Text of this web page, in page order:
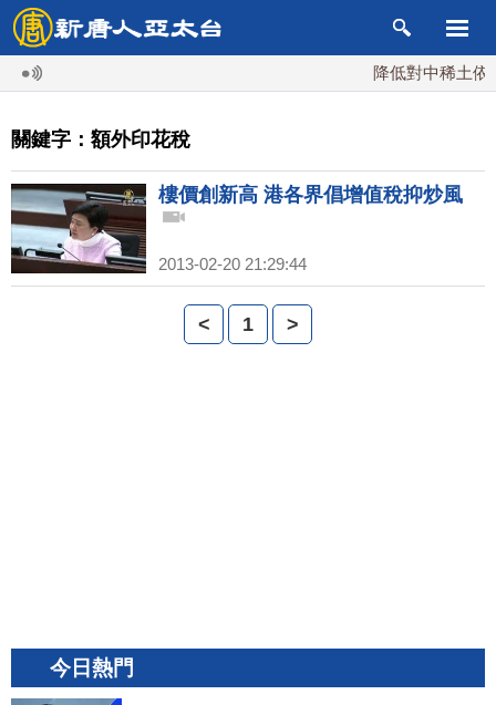
降低對中稀土依
關鍵字：額外印花稅
樓價創新高 港各界倡增值稅抑炒風
2013-02-20 21:29:44
< 1 >
今日熱門